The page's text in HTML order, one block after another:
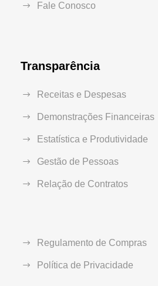
Fale Conosco
Transparência
Receitas e Despesas
Demonstrações Financeiras
Estatística e Produtividade
Gestão de Pessoas
Relação de Contratos
Regulamento de Compras
Política de Privacidade